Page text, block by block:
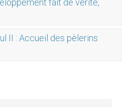
fait de vérité,
II : Accueil des pèlerins